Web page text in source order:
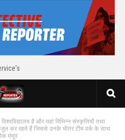
है और यहां विभिन्न संस्कृतियों तथा
कर रहते हैं जिससे उनके भीतर टीम वर्क के साथ
मंसूर